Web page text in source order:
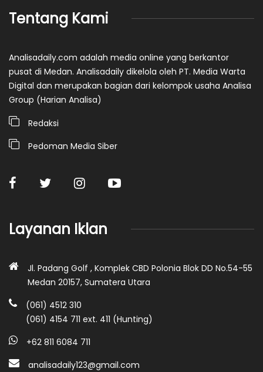
Tentang Kami
Analisadaily.com adalah media online yang berkantor
pusat di Medan. Analisadaily dikelola oleh PT. Media Warta
Digital dan merupakan bagian dari kelompok usaha Analisa
Group (Harian Analisa)
Redaksi
Pedoman Media Siber
Layanan Iklan
Jl. Padang Golf , Komplek CBD Polonia Blok DD No.54-55
Medan 20157, Sumatera Utara
(061) 4512 310
(061) 4154 711 ext. 411 (Hunting)
+62 811 6084 711
analisadaily123@gmail.com